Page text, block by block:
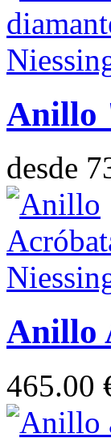
Anillo
desde
Anillo
465.00